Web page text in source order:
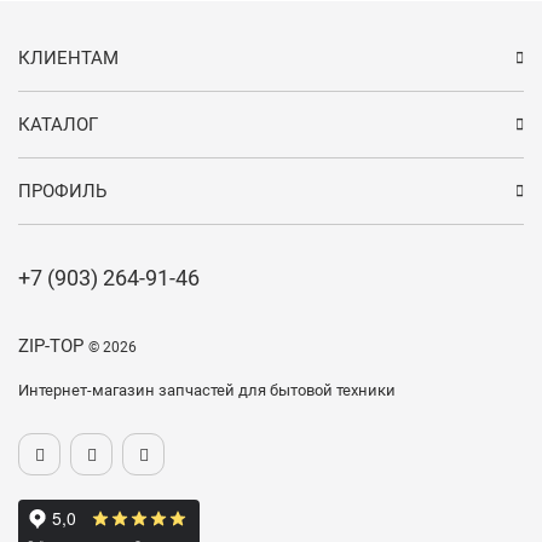
ZIP-TOP © 2026
Интернет-магазин запчастей для бытовой техники
КЛИЕНТАМ
КАТАЛОГ
ПРОФИЛЬ
+7 (903) 264-91-46